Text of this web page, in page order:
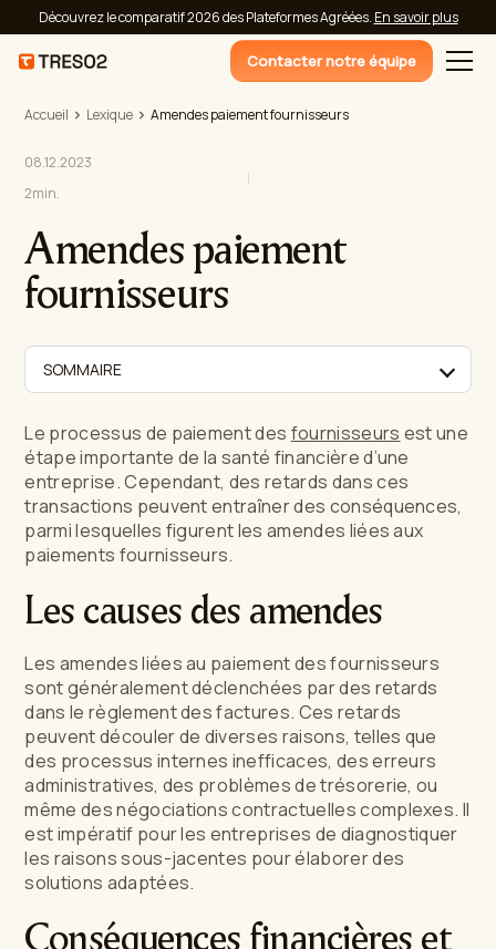
Découvrez le comparatif 2026 des Plateformes Agréées. En savoir plus
Contacter notre équipe
Accueil Lexique Amendes paiement fournisseurs
08.12.2023
2min.
Amendes paiement
fournisseurs
SOMMAIRE
Le processus de paiement des fournisseurs est une
étape importante de la santé financière d’une
entreprise. Cependant, des retards dans ces
transactions peuvent entraîner des conséquences,
parmi lesquelles figurent les amendes liées aux
paiements fournisseurs.
Les causes des amendes
Les amendes liées au paiement des fournisseurs
sont généralement déclenchées par des retards
dans le règlement des factures. Ces retards
peuvent découler de diverses raisons, telles que
des processus internes inefficaces, des erreurs
administratives, des problèmes de trésorerie, ou
même des négociations contractuelles complexes. Il
est impératif pour les entreprises de diagnostiquer
les raisons sous-jacentes pour élaborer des
solutions adaptées.